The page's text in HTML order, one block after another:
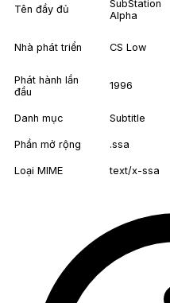
Tên đầy đủ
SubStation
Alpha
Nhà phát triển CS Low
Phát hành lần
đầu
1996
Danh mục Subtitle
Phần mở rộng .ssa
Loại MIME text/x-ssa